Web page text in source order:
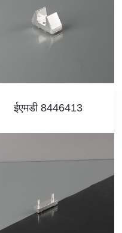
ईएमडी 8446413